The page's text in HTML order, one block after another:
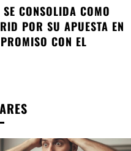
CONSOLIDA COMO
POR SU APUESTA EN
CON EL